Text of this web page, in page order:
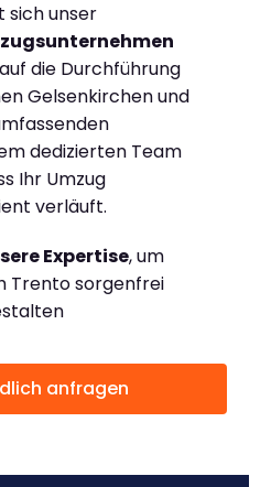
sich unser
auf die Durchführung
Gelsenkirchen und
dedizierten Team
Ihr Umzug
verläuft.
Expertise, um
Trento sorgenfrei
anfragen